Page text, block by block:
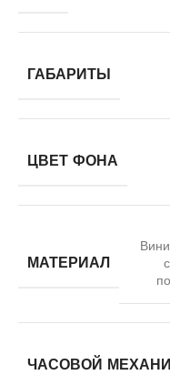
ГАБАРИТЫ
ЦВЕТ ФОНА
МАТЕРИАЛ
ЧАСОВОЙ